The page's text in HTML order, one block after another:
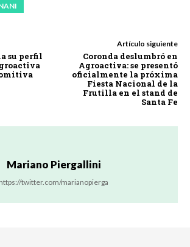
su perfil
Artículo siguiente
​Coronda deslumbró en
Agroactiva: se presentó
oficialmente la próxima
Fiesta Nacional de la
Frutilla en el stand de
Santa Fe
Mariano Piergallini
https://twitter.com/marianopierga